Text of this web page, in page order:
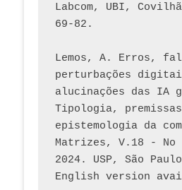
Labcom, UBI,
69-82.
Lemos, A. Erros,
perturbações
alucinações das IA
Tipologia,
epistemologia da
Matrizes, V.18 -
2024. USP, São
English version